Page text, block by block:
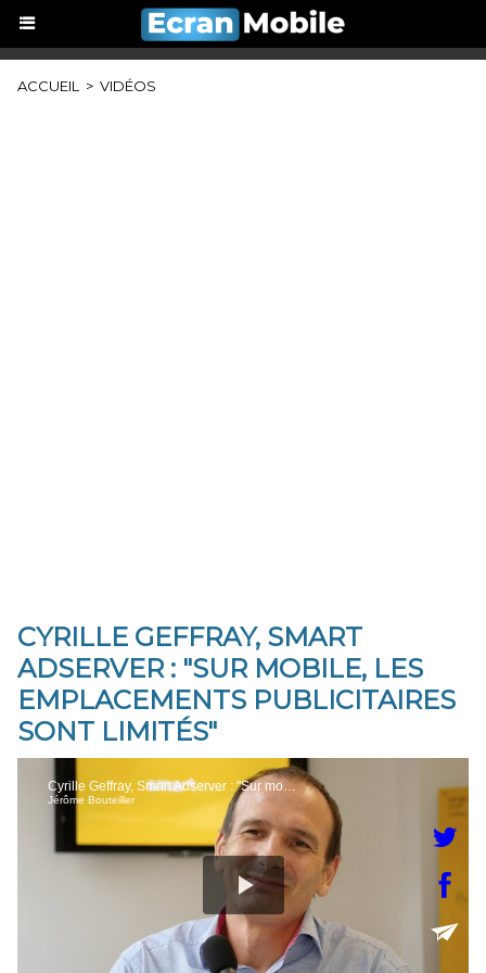
ACCUEIL > VIDÉOS
CYRILLE GEFFRAY, SMART
ADSERVER : "SUR MOBILE, LES
EMPLACEMENTS PUBLICITAIRES
SONT LIMITÉS"